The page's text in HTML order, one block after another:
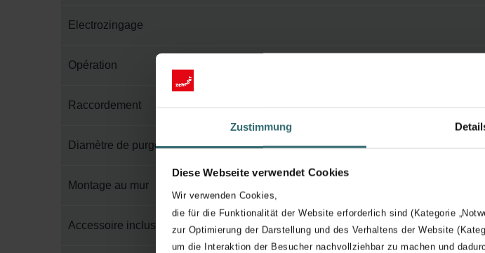
Zustimmung
Diese Webseite verwendet Cookies
Wir verwenden Cookies,
die für die Funktionalität der Website erforderlich sind (Kategorie
zur Optimierung der Darstellung und des Verhaltens der Website
um die Interaktion der Besucher nachvollziehbar zu machen und
Electrozingage
Opération
Raccordement
Diamètre de purge
Montage au mur
Accessoire inclus dans l'emballage